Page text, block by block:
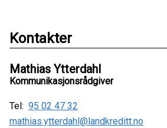
Kontakter
Mathias Ytterdahl
Kommunikasjonsrådgiver
Tel: 95 02 47 32
mathias.ytterdahl@landkreditt.no